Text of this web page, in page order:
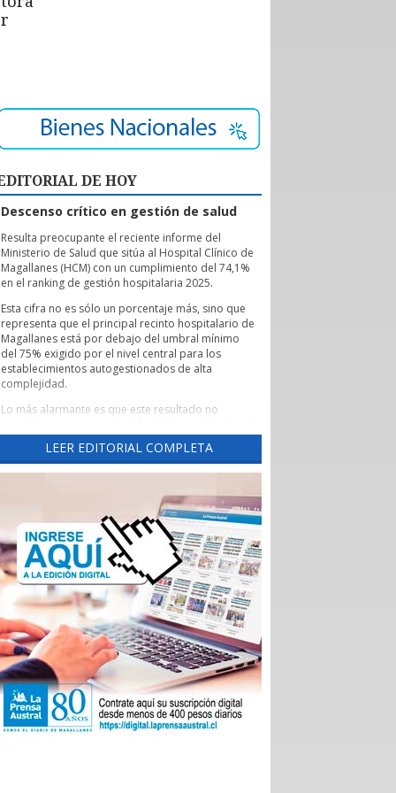
DE HOY
Descenso crítico en gestión de salud
Resulta preocupante el reciente informe del
Ministerio de Salud que sitúa al Hospital Clínico de
Magallanes (HCM) con un cumplimiento del 74,1%
en el ranking de gestión hospitalaria 2025.
Esta cifra no es sólo un porcentaje más, sino que
representa que el principal recinto hospitalario de
Magallanes está por debajo del umbral mínimo
del 75% exigido por el nivel central para los
establecimientos autogestionados de alta
complejidad.
Lo más alarmante es que este resultado no
año este diario había advertido una tendencia
preocupante, cuando un reporte de la Evaluación
de los Establecimientos Autogestionados en Red
región con un crítico 65,3% de cumplimiento al
corte de abril de 2026.
Un aspecto preocupante de aquel reporte fue la
brusca caída del indicador las Garantías Explícitas
de Salud (Ges), que otorga cobertura obligatoria a
través de Fonasa e Isapres para 90 problemas de
sanitarios, “asegurando” derechos claros de
atención médica.
Durante el año pasado, este indicador se mantuvo
en alrededor del 90%, pero cayó de 92,7% en
noviembre a 74% en diciembre, para desplomarse
a 34,3% en enero.
En aquella ocasión, las autoridades locales
atribuyeron el deterioro a problemas
LEER EDITORIAL COMPLETA